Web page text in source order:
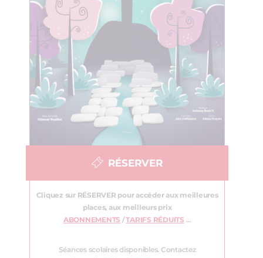
RÉSERVER
Cliquez sur RÉSERVER pour accéder aux meilleures
places, aux meilleurs prix
ABONNEMENTS /TARIFS RÉDUITS …
Séances scolaires disponibles. Contactez